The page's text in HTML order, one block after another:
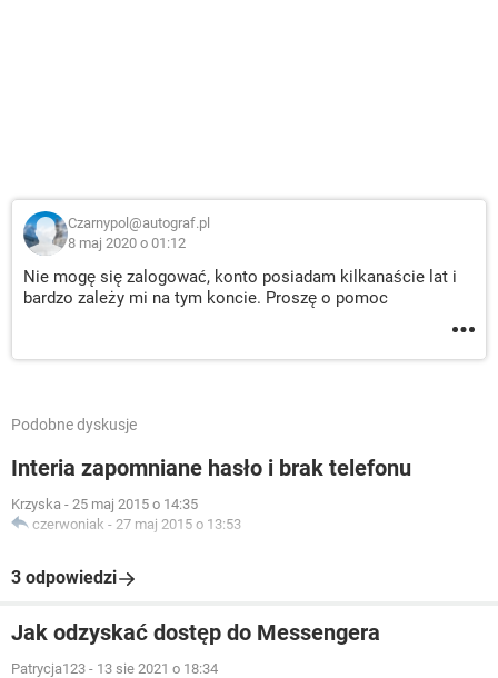
Czarnypol@autograf.pl
8 maj 2020 o 01:12
Nie mogę się zalogować, konto posiadam kilkanaście lat i
bardzo zależy mi na tym koncie. Proszę o pomoc
Podobne dyskusje
Interia zapomniane hasło i brak telefonu
Krzyska - 25 maj 2015 o 14:35
czerwoniak - 27 maj 2015 o 13:53
3 odpowiedzi
Jak odzyskać dostęp do Messengera
Patrycja123 - 13 sie 2021 o 18:34